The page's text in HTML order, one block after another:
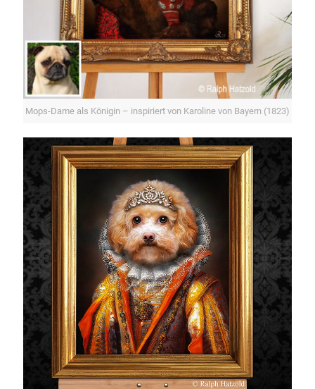
Mops-Dame als Königin – inspiriert von Karoline von Bayern (1823)